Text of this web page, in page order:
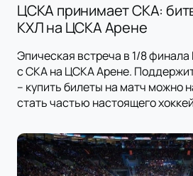
ЦСКА принимает СКА:
КХЛ на ЦСКА Арене
Эпическая встреча в 1/8
с СКА на ЦСКА Арене.
– купить билеты на матч можно
стать частью настоящего